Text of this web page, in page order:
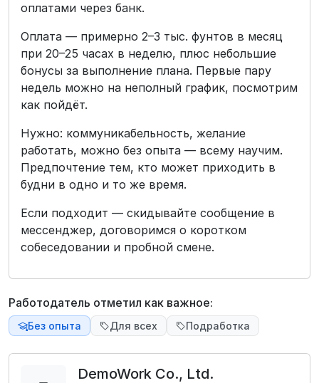
оплатами через банк.
Оплата — примерно 2–3 тыс. фунтов в месяц
при 20–25 часах в неделю, плюс небольшие
бонусы за выполнение плана. Первые пару
недель можно на неполный график, посмотрим
как пойдёт.
Нужно: коммуникабельность, желание
работать, можно без опыта — всему научим.
Предпочтение тем, кто может приходить в
будни в одно и то же время.
Если подходит — скидывайте сообщение в
мессенджер, договоримся о коротком
собеседовании и пробной смене.
Работодатель отметил как важное:
Без опыта Для всех Подработка
DemoWork Co., Ltd.